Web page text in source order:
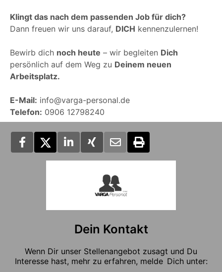
Klingt das nach dem passenden Job für dich?
Dann freuen wir uns darauf, DICH kennenzulernen!
Bewirb dich noch heute – wir begleiten Dich
persönlich auf dem Weg zu Deinem neuen
Arbeitsplatz.
E-Mail: info@varga-personal.de
Telefon: 0906 12798240
Dein Kontakt
Wenn Dir unser Stellenangebot zusagt und Du
Interesse hast, mehr zu erfahren, melde Dich unter: